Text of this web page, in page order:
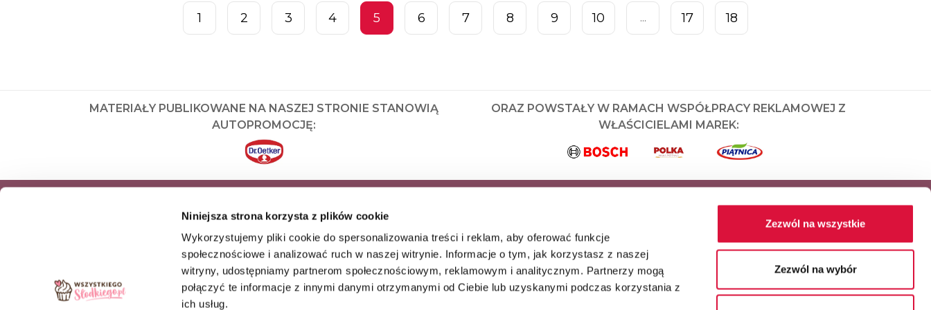
Niniejsza strona korzysta z plików cookie
Wykorzystujemy pliki cookie do spersonalizowania treści i reklam, aby oferować funkcje
społecznościowe i analizować ruch w naszej witrynie. Informacje o tym, jak korzystasz z naszej
witryny, udostępniamy partnerom społecznościowym, reklamowym i analitycznym. Partnerzy mogą
połączyć te informacje z innymi danymi otrzymanymi od Ciebie lub uzyskanymi podczas korzystania z
ich usług.
Zezwól na wszystkie
Zezwól na wybór
1 2 3 4 5 6 7 8 9 10 ... 17 18
MATERIAŁY PUBLIKOWANE NA NASZEJ STRONIE STANOWIĄ
AUTOPROMOCJĘ:
ORAZ POWSTAŁY W RAMACH WSPÓŁPRACY REKLAMOWEJ Z
WŁAŚCICIELAMI MAREK:
Główny partner serwisu
ZAPISZ SIĘ DO NEWSLETTERA I ODKRYJ JAKO PIERWSZY
NASZE NAJNOWSZE PRODUKTY ORAZ WYJĄTKOWE
ZAPISZ SIĘ